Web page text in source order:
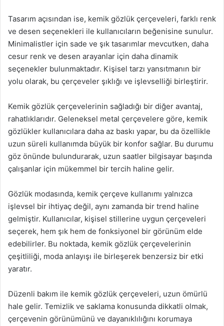
Tasarım açısından ise, kemik gözlük çerçeveleri, farklı renk
ve desen seçenekleri ile kullanıcıların beğenisine sunulur.
Minimalistler için sade ve şık tasarımlar mevcutken, daha
cesur renk ve desen arayanlar için daha dinamik
seçenekler bulunmaktadır. Kişisel tarzı yansıtmanın bir
yolu olarak, bu çerçeveler şıklığı ve işlevselliği birleştirir.
Kemik gözlük çerçevelerinin sağladığı bir diğer avantaj,
rahatlıklarıdır. Geleneksel metal çerçevelere göre, kemik
gözlükler kullanıcılara daha az baskı yapar, bu da özellikle
uzun süreli kullanımda büyük bir konfor sağlar. Bu durumu
göz önünde bulundurarak, uzun saatler bilgisayar başında
çalışanlar için mükemmel bir tercih haline gelir.
Gözlük modasında, kemik çerçeve kullanımı yalnızca
işlevsel bir ihtiyaç değil, aynı zamanda bir trend haline
gelmiştir. Kullanıcılar, kişisel stillerine uygun çerçeveleri
seçerek, hem şık hem de fonksiyonel bir görünüm elde
edebilirler. Bu noktada, kemik gözlük çerçevelerinin
çeşitliliği, moda anlayışı ile birleşerek benzersiz bir etki
yaratır.
Düzenli bakım ile kemik gözlük çerçeveleri, uzun ömürlü
hale gelir. Temizlik ve saklama konusunda dikkatli olmak,
çerçevenin görünümünü ve dayanıklılığını korumaya